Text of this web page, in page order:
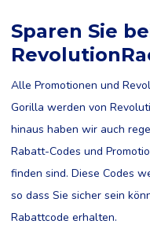
Sparen Sie
Alle Promotionen und
Gorilla werden von
hinaus haben wir auch
Rabatt-Codes und
finden sind. Diese Codes
so dass Sie sicher sein
Rabattcode erhalten.